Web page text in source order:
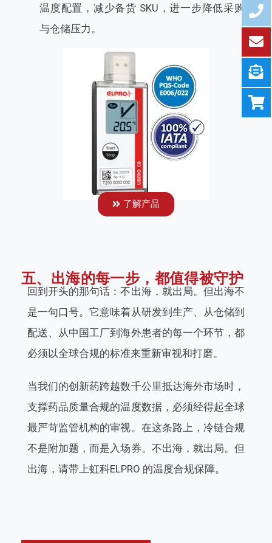
温度配置，减少备货 SKU，进一步降低采购
与仓储压力。
了解产品
五、出海的每一步，都值得被守护
回到开头的那句话：不出海，就出局。但出海不
是一句口号。它意味着从研发到生产、从仓储到
配送、从中国工厂到海外患者的每一个环节，都
必须以全球合规的标准来重新审视和打磨。
当我们的创新药跨越数千公里抵达海外市场时，
支撑药品质量合规的温度数据，必须经得起全球
最严苛监管机构的审视。在这条路上，冷链合规
不是附加题，而是入场券。不出海，就出局。但
出海，请带上虹科ELPRO 的温度合规保障。